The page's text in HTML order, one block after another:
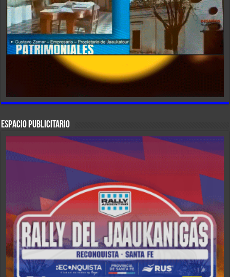
ESPACIO PUBLICITARIO